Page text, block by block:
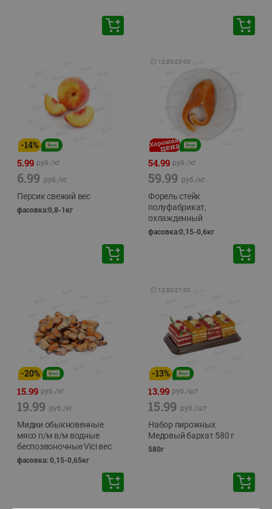
-14%
5.99 руб./кг
6.99 руб./кг
Персик свежий вес
фасовка:0,8-1кг
🕘 12:00-20:00
54.99 руб./кг
59.99 руб./кг
Форель стейк
полуфабрикат,
охлажденный
фасовка:0,15-0,6кг
-20%
15.99 руб./кг
19.99 руб./кг
Мидии обыкновенные
мясо п/м в/м водные
беспозвоночные Vici вес
фасовка: 0,15-0,65кг
🕘 12:00-21:00
-13%
13.99 руб./шт
15.99 руб./шт
Набор пирожных
Медовый бархат 580 г
580г